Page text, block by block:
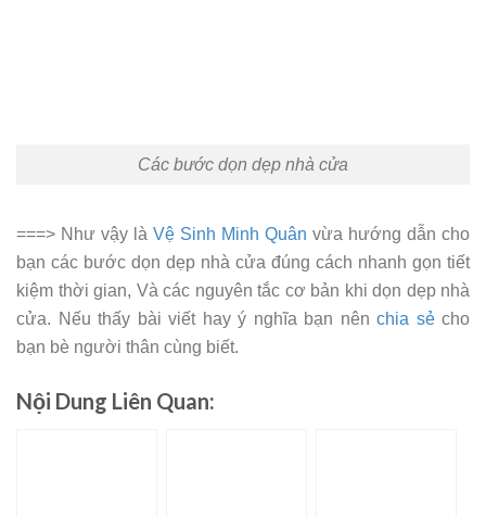
Các bước dọn dẹp nhà cửa
===> Như vậy là Vệ Sinh Minh Quân vừa hướng dẫn cho
bạn các bước dọn dẹp nhà cửa đúng cách nhanh gọn tiết
kiệm thời gian, Và các nguyên tắc cơ bản khi dọn dẹp nhà
cửa. Nếu thấy bài viết hay ý nghĩa bạn nên chia sẻcho
bạn bè người thân cùng biết.
Nội Dung Liên Quan: